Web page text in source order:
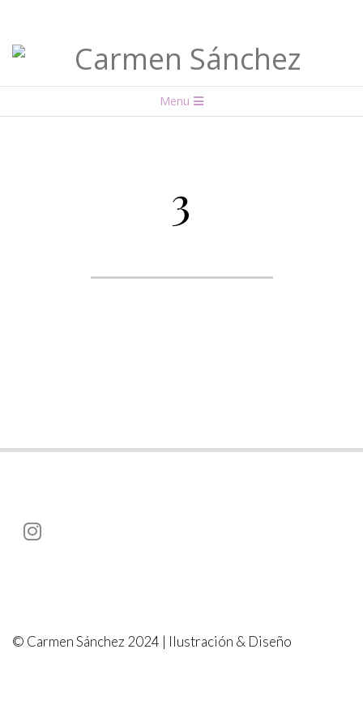
Carmen
Sánchez Menu
3
© Carmen Sánchez 2024 | Ilustración & Diseño